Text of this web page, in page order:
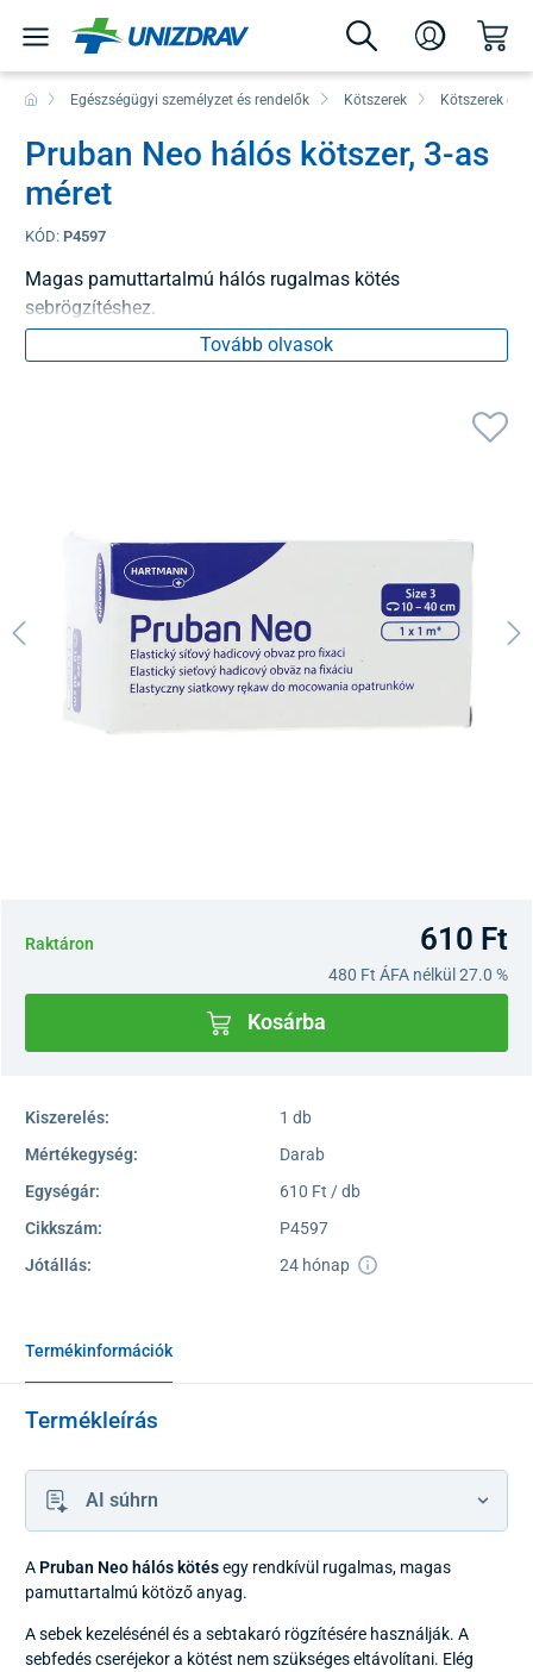
Egészségügyi személyzet és rendelők Kötszerek Kötszerek és
Pruban Neo hálós kötszer, 3-as
méret
KÓD: P4597
Magas pamuttartalmú hálós rugalmas kötés
sebrögzítéshez.
Tovább olvasok
Raktáron 610 Ft
480 Ft ÁFA nélkül 27.0 %
Kosárba
Kiszerelés:
1 db
Mértékegység:
Darab
Egységár:
610 Ft / db
Cikkszám:
P4597
Jótállás:
24 hónap
Termékinformációk
Termékleírás
AI súhrn
A Pruban Neo hálós kötésegy rendkívül rugalmas, magas
pamuttartalmú kötöző anyag.
A sebek kezelésénél és a sebtakaró rögzítésére használják. A
sebfedés cseréjekor a kötést nem szükséges eltávolítani. Elég